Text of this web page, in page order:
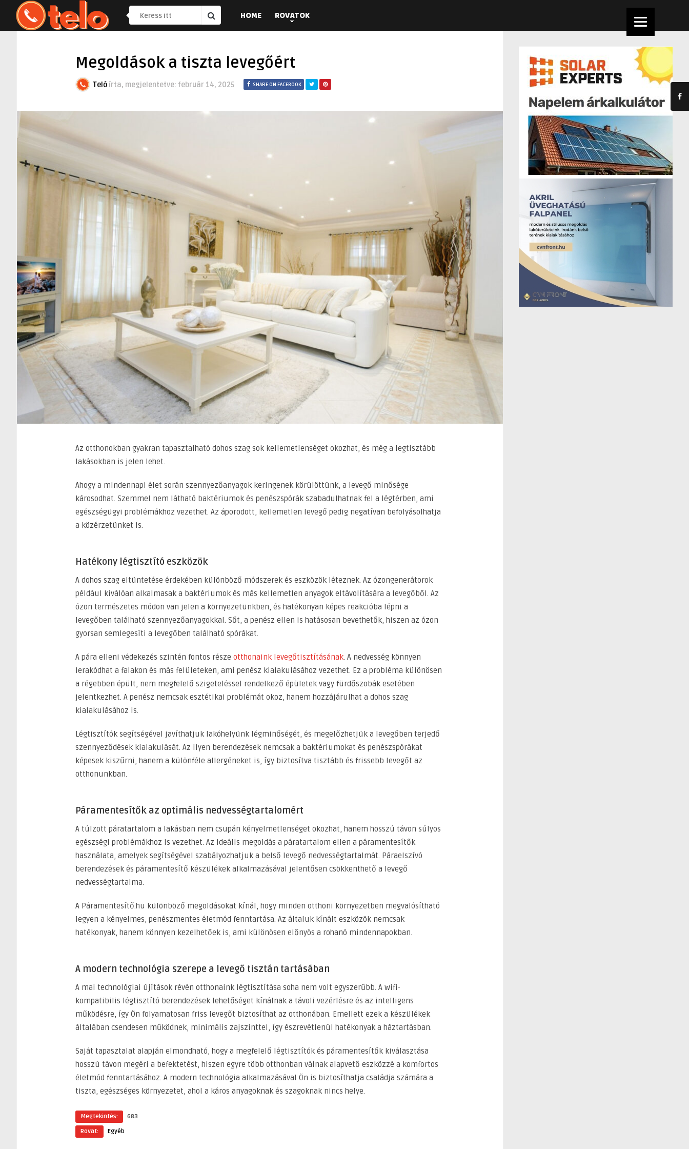
HOME ROVATOK
Megoldások a tiszta levegőért
Telóírta, megjelentetve: február 14, 2025 SHARE ON FACEBOOK
Az otthonokban gyakran tapasztalható dohos szag sok kellemetlenséget okozhat, és még a legtisztább
lakásokban is jelen lehet.
Ahogy a mindennapi élet során szennyezőanyagok keringenek körülöttünk, a levegő minősége
károsodhat. Szemmel nem látható baktériumok és penészspórák szabadulhatnak fel a légtérben, ami
egészségügyi problémákhoz vezethet. Az áporodott, kellemetlen levegő pedig negatívan befolyásolhatja
a közérzetünket is.
Hatékony légtisztító eszközök
A dohos szag eltüntetése érdekében különböző módszerek és eszközök léteznek. Az ózongenerátorok
például kiválóan alkalmasak a baktériumok és más kellemetlen anyagok eltávolítására a levegőből. Az
ózon természetes módon van jelen a környezetünkben, és hatékonyan képes reakcióba lépni a
levegőben található szennyezőanyagokkal. Sőt, a penész ellen is hatásosan bevethetők, hiszen az ózon
gyorsan semlegesíti a levegőben található spórákat.
A pára elleni védekezés szintén fontos része otthonaink levegőtisztításának. A nedvesség könnyen
lerakódhat a falakon és más felületeken, ami penész kialakulásához vezethet. Ez a probléma különösen
a régebben épült, nem megfelelő szigeteléssel rendelkező épületek vagy fürdőszobák esetében
jelentkezhet. A penész nemcsak esztétikai problémát okoz, hanem hozzájárulhat a dohos szag
kialakulásához is.
Légtisztítók segítségével javíthatjuk lakóhelyünk légminőségét, és megelőzhetjük a levegőben terjedő
szennyeződések kialakulását. Az ilyen berendezések nemcsak a baktériumokat és penészspórákat
képesek kiszűrni, hanem a különféle allergéneket is, így biztosítva tisztább és frissebb levegőt az
otthonunkban.
Páramentesítők az optimális nedvességtartalomért
A túlzott páratartalom a lakásban nem csupán kényelmetlenséget okozhat, hanem hosszú távon súlyos
egészségi problémákhoz is vezethet. Az ideális megoldás a páratartalom ellen a páramentesítők
használata, amelyek segítségével szabályozhatjuk a belső levegő nedvességtartalmát. Páraelszívó
berendezések és páramentesítő készülékek alkalmazásával jelentősen csökkenthető a levegő
nedvességtartalma.
A Páramentesítő.hu különböző megoldásokat kínál, hogy minden otthoni környezetben megvalósítható
legyen a kényelmes, penészmentes életmód fenntartása. Az általuk kínált eszközök nemcsak
hatékonyak, hanem könnyen kezelhetőek is, ami különösen előnyös a rohanó mindennapokban.
A modern technológia szerepe a levegő tisztán tartásában
A mai technológiai újítások révén otthonaink légtisztítása soha nem volt egyszerűbb. A wifi-
kompatibilis légtisztító berendezések lehetőséget kínálnak a távoli vezérlésre és az intelligens
működésre, így Ön folyamatosan friss levegőt biztosíthat az otthonában. Emellett ezek a készülékek
általában csendesen működnek, minimális zajszinttel, így észrevétlenül hatékonyak a háztartásban.
Saját tapasztalat alapján elmondható, hogy a megfelelő légtisztítók és páramentesítők kiválasztása
hosszú távon megéri a befektetést, hiszen egyre több otthonban válnak alapvető eszközzé a komfortos
életmód fenntartásához. A modern technológia alkalmazásával Ön is biztosíthatja családja számára a
tiszta, egészséges környezetet, ahol a káros anyagoknak és szagoknak nincs helye.
Megtekintés:
683
Rovat:
Egyéb